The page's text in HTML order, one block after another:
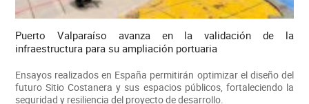
Puerto Valparaíso avanza en la validación de la
infraestructura para su ampliación portuaria
Ensayos realizados en España permitirán optimizar el diseño del
futuro Sitio Costanera y sus espacios públicos, fortaleciendo la
seguridad y resiliencia del proyecto de desarrollo.